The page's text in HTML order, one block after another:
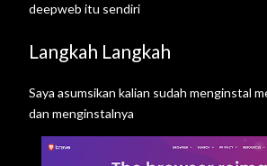
deepweb itu sendiri
Langkah Langkah
Saya asumsikan kalian sudah menginstal
dan menginstalnya